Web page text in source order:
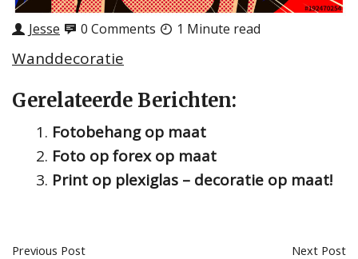
Jesse 0 Comments 1 Minute read
Wanddecoratie
Gerelateerde Berichten:
Fotobehang op maat
Foto op forex op maat
Print op plexiglas – decoratie op maat!
Previous Post Next Post